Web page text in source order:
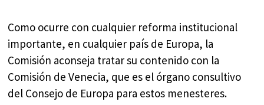
Como ocurre con cualquier reforma institucional
importante, en cualquier país de Europa, la
Comisión aconseja tratar su contenido con la
Comisión de Venecia, que es el órgano consultivo
del Consejo de Europa para estos menesteres.